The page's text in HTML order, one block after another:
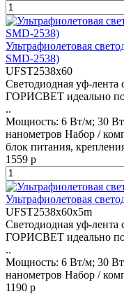
Ультрафиолетовая
SMD-2538)
UFST2538x60
Светодиодная уф-лента
ГОРИСВЕТ идеально
..
Мощность: 6 Вт/м; 30
нанометров Набор /
блок питания,
1559 р
Ультрафиолетовая
UFST2538x60х5m
Светодиодная уф-лента
ГОРИСВЕТ идеально
..
Мощность: 6 Вт/м; 30
нанометров Набор /
1190 р